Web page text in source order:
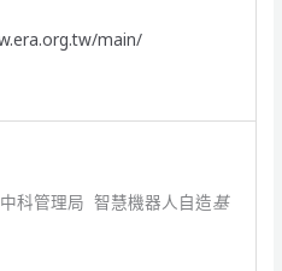
main/
科管理局 智慧機器人自造基